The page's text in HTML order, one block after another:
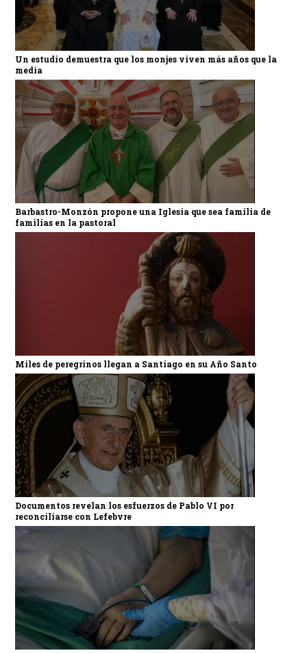
Un estudio demuestra que los monjes viven más años que la
media
Barbastro-Monzón propone una Iglesia que sea familia de
familias en la pastoral
Miles de peregrinos llegan a Santiago en su Año Santo
Documentos revelan los esfuerzos de Pablo VI por
reconciliarse con Lefebvre